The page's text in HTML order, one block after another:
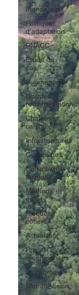
Inondation
Politique
d'adaptation
PNACC
Etude de
cas
Submersion
Normes et
réglementations
Chaleur et
canicule
Infrastructures
Communes
Collectivités
territoriales
Méthode et
outils
Risques
côtiers
Actualités
Prix et
récompenses
Entreprise
ClimateVision